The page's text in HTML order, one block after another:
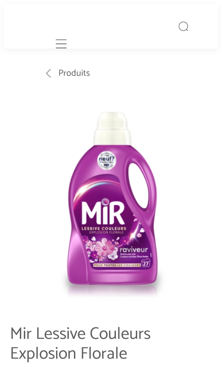
Mobile navigation
Produits
Mir Lessive Couleurs
Explosion Florale